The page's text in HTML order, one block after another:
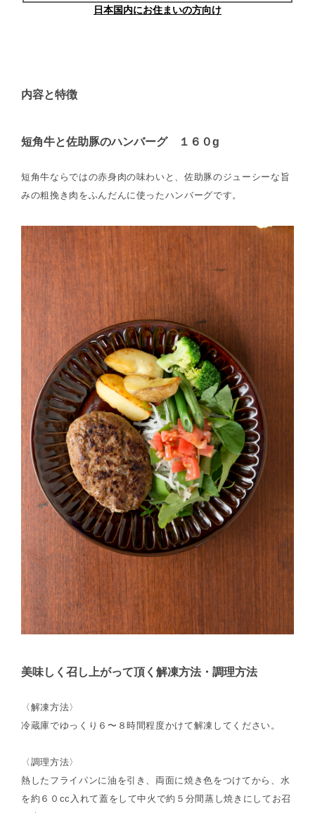
日本国内にお住まいの方向け
内容と特徴
短角牛と佐助豚のハンバーグ １６０g
短角牛ならではの赤身肉の味わいと、佐助豚のジューシーな旨
みの粗挽き肉をふんだんに使ったハンバーグです。
美味しく召し上がって頂く解凍方法・調理方法
〈解凍方法〉
冷蔵庫でゆっくり６〜８時間程度かけて解凍してください。
〈調理方法〉
熱したフライパンに油を引き、両面に焼き色をつけてから、水
を約６０cc入れて蓋をして中火で約５分間蒸し焼きにしてお召